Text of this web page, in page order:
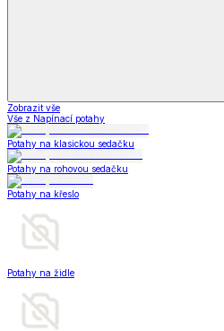
Zobrazit vše
Vše z Napínací potahy
Potahy na klasickou sedačku
Potahy na rohovou sedačku
Potahy na křeslo
Potahy na židle